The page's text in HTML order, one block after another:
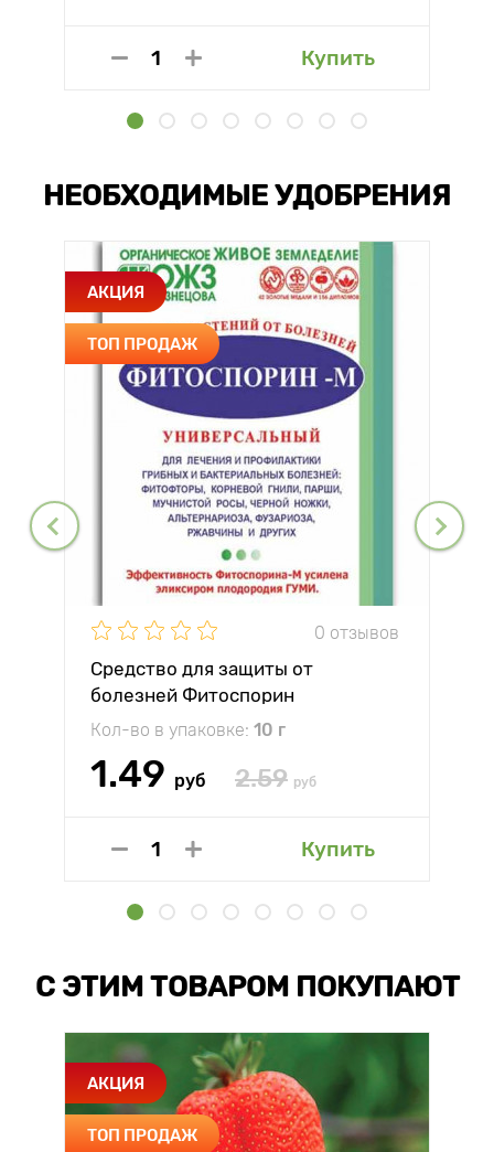
Купить
НЕОБХОДИМЫЕ УДОБРЕНИЯ
АКЦИЯ
ТОП ПРОДАЖ
0 отзывов
Средство для защиты от
болезней Фитоспорин
Кол-во в упаковке: 10 г
1.49 руб 2.59 руб
Купить
С ЭТИМ ТОВАРОМ ПОКУПАЮТ
АКЦИЯ
ТОП ПРОДАЖ